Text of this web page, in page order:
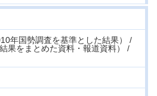
年国勢調査を基準とした結果） /
果をまとめた資料・報道資料） /